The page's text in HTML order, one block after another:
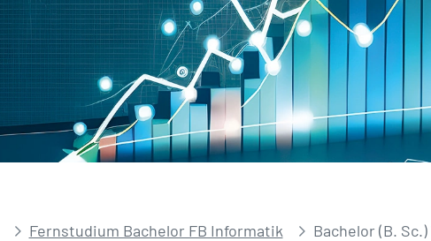
Fernstudium Bachelor FB Informatik
Bachelor (B.